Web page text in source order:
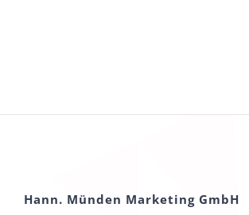
Hann. Münden Marketing GmbH